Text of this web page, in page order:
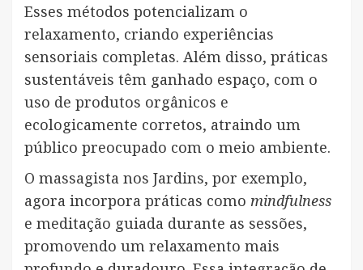
Esses métodos potencializam o
relaxamento, criando experiências
sensoriais completas. Além disso, práticas
sustentáveis têm ganhado espaço, com o
uso de produtos orgânicos e
ecologicamente corretos, atraindo um
público preocupado com o meio ambiente.
O massagista nos Jardins, por exemplo,
agora incorpora práticas como mindfulness
e meditação guiada durante as sessões,
promovendo um relaxamento mais